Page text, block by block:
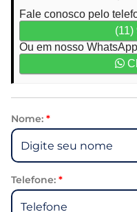
Fale conosco pelo
(11)
Ou em nosso WhatsApp
Nome: *
Telefone: *